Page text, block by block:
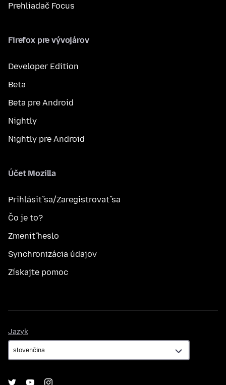
Prehliadač Focus
Firefox pre vývojárov
Developer Edition
Beta
Beta pre Android
Nightly
Nightly pre Android
Účet Mozilla
Prihlásiť sa/Zaregistrovať sa
Čo je to?
Zmeniť heslo
Synchronizácia údajov
Získajte pomoc
Jazyk